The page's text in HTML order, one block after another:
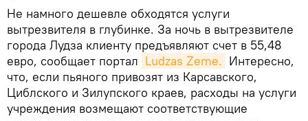
Не намного дешевле обходятся услуги
вытрезвителя в глубинке. За ночь в вытрезвителе
города Лудза клиенту предъявляют счет в 55,48
евро, сообщает портал Ludzas Zeme. Интересно,
что, если пьяного привозят из Карсавского,
Циблского и Зилупского краев, расходы на услуги
учреждения возмещают соответствующие